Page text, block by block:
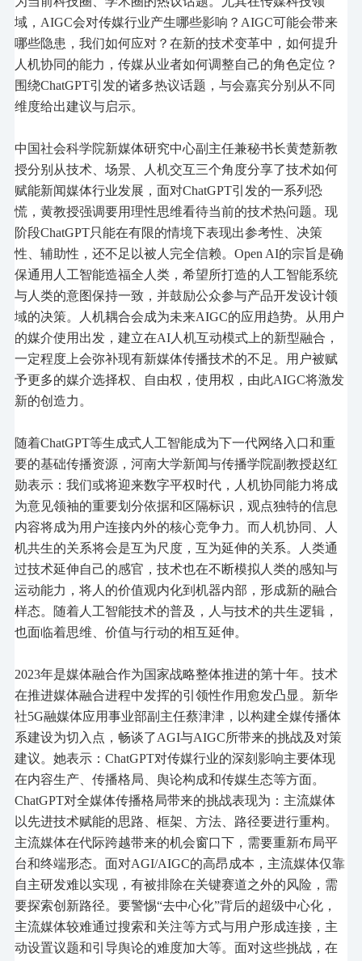
域，AIGC会对传媒行业产生哪些影响？AIGC可能会带来
哪些隐患，我们如何应对？在新的技术变革中，如何提升
人机协同的能力，传媒从业者如何调整自己的角色定位？
围绕ChatGPT引发的诸多热议话题，与会嘉宾分别从不同
维度给出建议与启示。
中国社会科学院新媒体研究中心副主任兼秘书长黄楚新教
授分别从技术、场景、人机交互三个角度分享了技术如何
赋能新闻媒体行业发展，面对ChatGPT引发的一系列恐
慌，黄教授强调要用理性思维看待当前的技术热问题。现
阶段ChatGPT只能在有限的情境下表现出参考性、决策
性、辅助性，还不足以被人完全信赖。Open AI的宗旨是确
保通用人工智能造福全人类，希望所打造的人工智能系统
与人类的意图保持一致，并鼓励公众参与产品开发设计领
域的决策。人机耦合会成为未来AIGC的应用趋势。从用户
的媒介使用出发，建立在AI人机互动模式上的新型融合，
一定程度上会弥补现有新媒体传播技术的不足。用户被赋
予更多的媒介选择权、自由权，使用权，由此AIGC将激发
新的创造力。
随着ChatGPT等生成式人工智能成为下一代网络入口和重
要的基础传播资源， 河南大学新闻与传播学院副教授赵红
勋表示： 我们或将迎来数字平权时代，人机协同能力将成
为意见领袖的重要划分依据和区隔标识，观点独特的信息
内容将成为用户连接内外的核心竞争力。 而人机协同、人
机共生的关系将会是互为尺度，互为延伸的关系。人类通
过技术延伸自己的感官，技术也在不断模拟人类的感知与
运动能力，将人的价值观内化到机器内部，形成新的融合
样态。随着人工智能技术的普及，人与技术的共生逻辑，
也面临着思维、价值与行动的相互延伸。
2023年是媒体融合作为国家战略整体推进的第十年。技术
在推进媒体融合进程中发挥的引领性作用愈发凸显。新华
社5G融媒体应用事业部副主任蔡津津，以构建全媒传播体
系建设为切入点，畅谈了AGI与AIGC所带来的挑战及对策
建议。她表示：ChatGPT对传媒行业的深刻影响主要体现
在内容生产、传播格局、舆论构成和传媒生态等方面。
ChatGPT对全媒体传播格局带来的挑战表现为： 主流媒体
以先进技术赋能的思路、框架、方法、路径要进行重构。
主流媒体在代际跨越带来的机会窗口下，需要重新布局平
台和终端形态。 面对AGI/AIGC的高昂成本 ， 主流媒体仅靠
自主研发难以实现，有被排除在关键赛道之外的风险 ，需
要探索创新路径。 要警惕“去中心化”背后的超级中心化，
主流媒体较难通过搜索和关注等方式与用户形成连接，主
动设置议题和引导舆论的难度加大等。 面对这些挑战，在